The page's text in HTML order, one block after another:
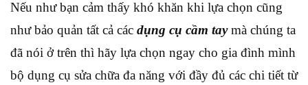
Nếu như bạn cảm thấy khó khăn khi lựa chọn cũng
như bảo quản tất cả các dụng cụ cầm taymà chúng ta
đã nói ở trên thì hãy lựa chọn ngay cho gia đình mình
bộ dụng cụ sửa chữa đa năng với đầy đủ các chi tiết từ